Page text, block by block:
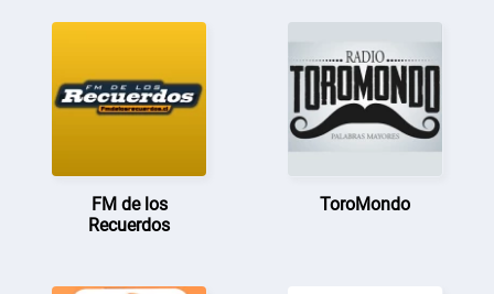
FM de los
Recuerdos
ToroMondo